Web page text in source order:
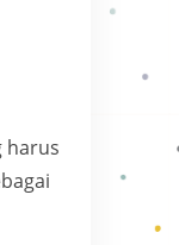
harus